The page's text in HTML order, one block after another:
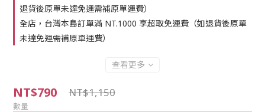
退貨後原單未達免運需補原單運費）
全店，台灣本島訂單滿 NT.1000 享超取免運費（如退貨後原單
未達免運需補原單運費）
查看更多
NT$790 NT$1,150
數量